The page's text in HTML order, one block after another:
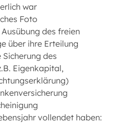
war
Foto
des freien
über ihre Erteilung
des
Eigenkapital,
vollendet haben: